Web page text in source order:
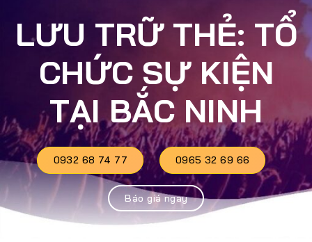
LƯU TRỮ THẺ: TỔ
CHỨC SỰ KIỆN
TẠI BẮC NINH
0932 68 74 77 0965 32 69 66
Báo giá ngay